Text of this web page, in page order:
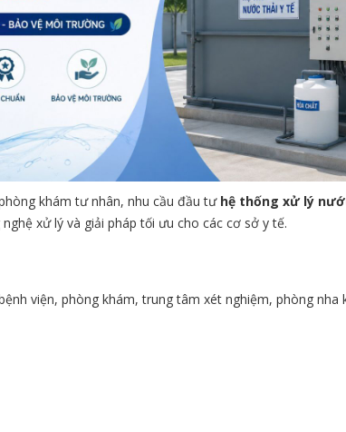
khám tư nhân, nhu cầu đầu tư hệ thống xử lý
xử lý và giải pháp tối ưu cho các cơ sở y tế.
viện, phòng khám, trung tâm xét nghiệm, phòng